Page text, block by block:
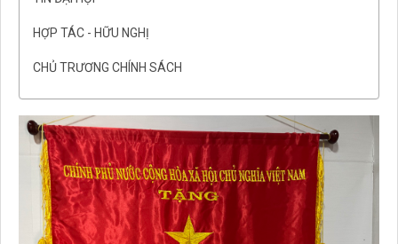
HỢP TÁC - HỮU NGHỊ
CHỦ TRƯƠNG CHÍNH SÁCH